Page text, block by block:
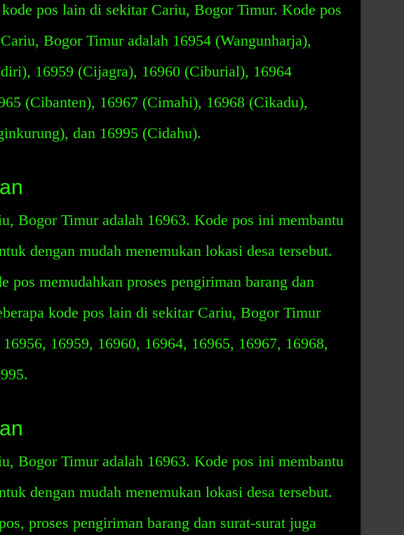
pos lain di sekitar Cariu, Bogor Timur. Kode pos
Bogor Timur adalah 16954 (Wangunharja),
16959 (Cijagra), 16960 (Ciburial), 16964
(Cibanten), 16967 (Cimahi), 16968 (Cikadu),
dan 16995 (Cidahu).
Bogor Timur adalah 16963. Kode pos ini membantu
dengan mudah menemukan lokasi desa tersebut.
pos memudahkan proses pengiriman barang dan
kode pos lain di sekitar Cariu, Bogor Timur
16959, 16960, 16964, 16965, 16967, 16968,
Bogor Timur adalah 16963. Kode pos ini membantu
dengan mudah menemukan lokasi desa tersebut.
proses pengiriman barang dan surat-surat juga